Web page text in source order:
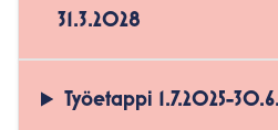
31.3.2028
Työetappi 1.7.2025-